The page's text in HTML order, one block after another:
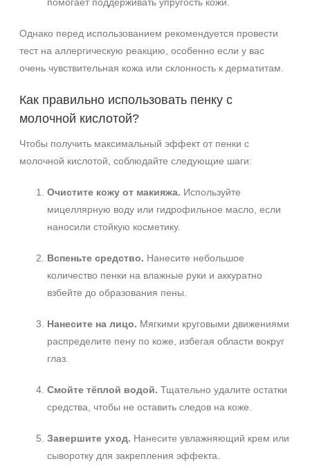
Однако перед использованием рекомендуется провести
тест на аллергическую реакцию, особенно если у вас
очень чувствительная кожа или склонность к дерматитам.
Как правильно использовать пенку с
молочной кислотой?
Чтобы получить максимальный эффект от пенки с
молочной кислотой, соблюдайте следующие шаги:
Очистите кожу от макияжа. Используйте
мицеллярную воду или гидрофильное масло, если
наносили стойкую косметику.
Вспеньте средство. Нанесите небольшое
количество пенки на влажные руки и аккуратно
взбейте до образования пены.
Нанесите на лицо. Мягкими круговыми движениями
распределите пену по коже, избегая области вокруг
глаз.
Смойте тёплой водой. Тщательно удалите остатки
средства, чтобы не оставить следов на коже.
Завершите уход. Нанесите увлажняющий крем или
сыворотку для закрепления эффекта.